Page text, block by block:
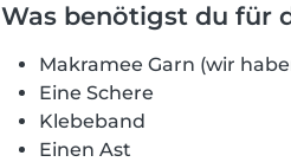
Was benötigst du für
Makramee Garn (wir
Eine Schere
Klebeband
Einen Ast